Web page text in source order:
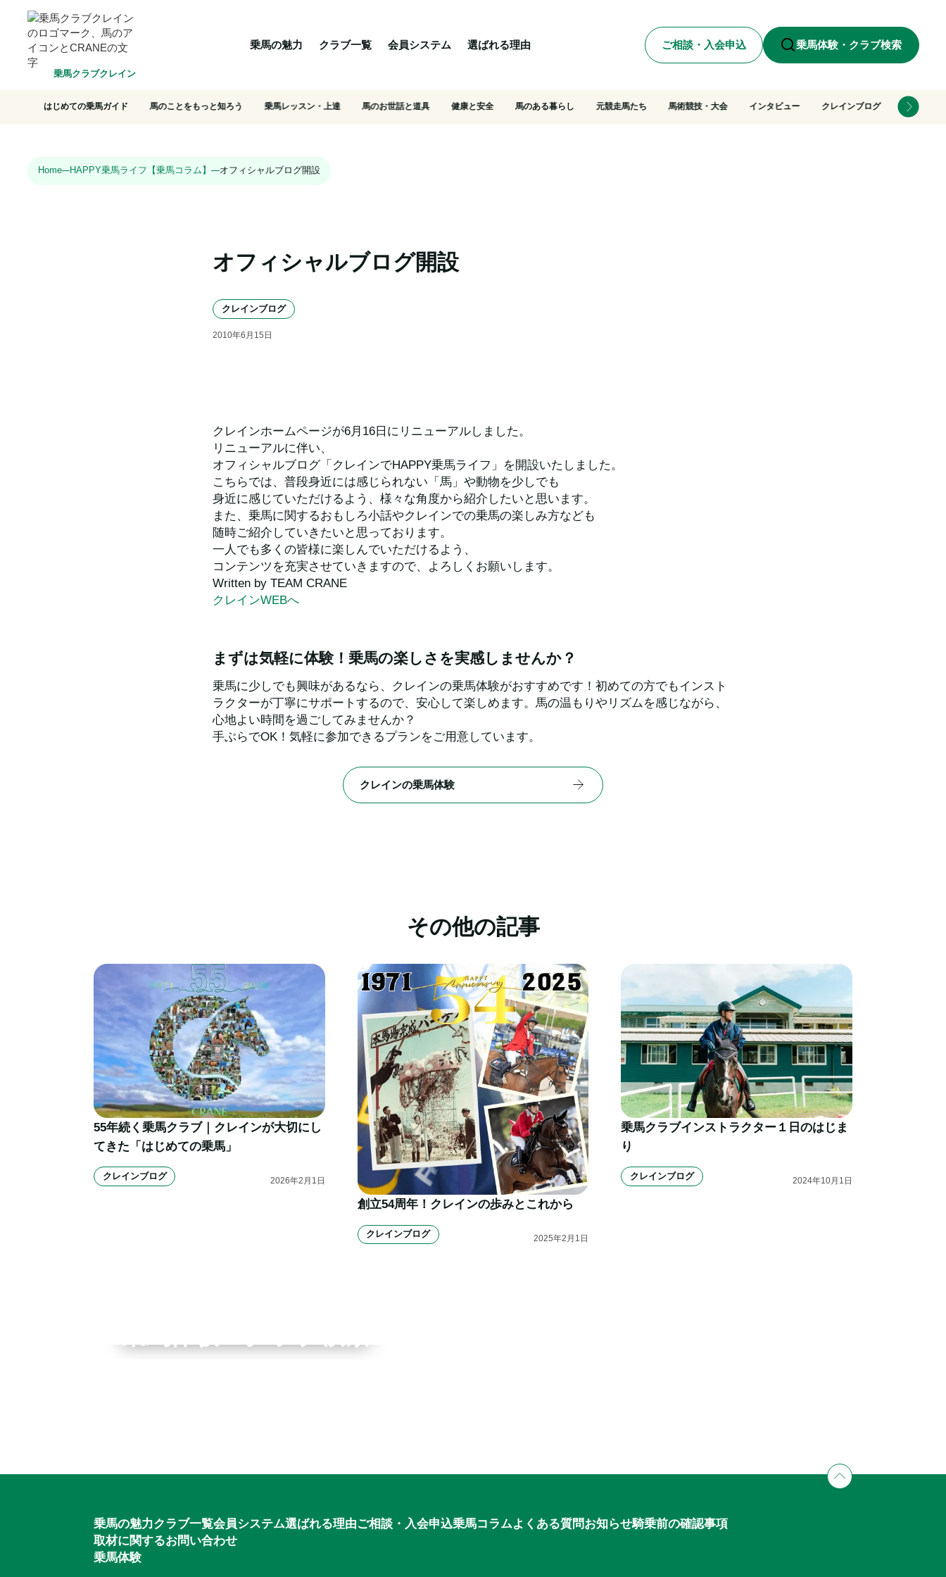
乗馬クラブクレイン
乗馬の魅力 クラブ一覧 会員システム 選ばれる理由 ご相談・入会申込 乗馬体験・クラブ検索
HOME 乗馬の魅力 クラブ一覧
はじめての乗馬ガイド 馬のことをもっと知ろう 乗馬レッスン・上達 馬のお世話と道具 健康と安全 馬のある暮らし 元競走馬たち 馬術競技・大会 インタビュー クレインブログ
Home HAPPY乗馬ライフ【乗馬コラム】 オフィシャルブログ開設
オフィシャルブログ開設
クレインブログ
2010年6 月 15 日
クレインホームページが6月16日にリニューアルしました。
リニューアルに伴い、
オフィシャルブログ「クレインでHAPPY乗馬ライフ」を開設いたしました。
こちらでは、普段身近には感じられない「馬」や動物を少しでも
身近に感じていただけるよう、様々な角度から紹介したいと思います。
また、乗馬に関するおもしろ小話やクレインでの乗馬の楽しみ方なども
随時ご紹介していきたいと思っております。
一人でも多くの皆様に楽しんでいただけるよう、
コンテンツを充実させていきますので、よろしくお願いします。
Written by TEAM CRANE
クレインWEBへ
まずは気軽に体験！乗馬の楽しさを実感しませんか？
乗馬に少しでも興味があるなら、クレインの乗馬体験がおすすめです！初めての方でもインスト
ラクターが丁寧にサポートするので、安心して楽しめます。馬の温もりやリズムを感じながら、
心地よい時間を過ごしてみませんか？
手ぶらでOK！気軽に参加できるプランをご用意しています。
クレインの乗馬体験
その他の記事
55年続く乗馬クラブ｜クレインが大切にし
てきた「はじめての乗馬」
クレインブログ 2026年2 月 1 日
創立54周年！クレインの歩みとこれから
クレインブログ 2025年2 月 1 日
乗馬クラブインストラクター１日のはじま
り
クレインブログ 2024年10月 1 日
個別相談承ります
乗馬の魅力クラブ一覧会員システム選ばれる理由ご相談・入会申込乗馬コラムよくある質問お知らせ騎乗前の確認事項
取材に関するお問い合わせ
乗馬体験